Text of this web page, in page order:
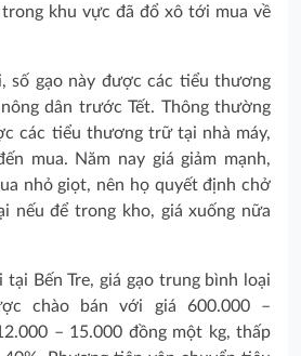
khu vực đã đổ xô tới mua về
số gạo này được các tiểu thương
dân trước Tết. Thông thường
các tiểu thương trữ tại nhà máy,
mua. Năm nay giá giảm mạnh,
nhỏ giọt, nên họ quyết định chở
nếu để trong kho, giá xuống nữa
Bến Tre, giá gạo trung bình loại
chào bán với giá 600.000 –
– 15.000 đồng một kg, thấp